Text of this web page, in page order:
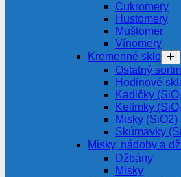
Cukromery
Hustomery
Muštomer
Vínomery
Kremenné sklo
Ostatný
Hodinové
Kadičky
Kelímky
Misky (SiO2)
Skúmavky
Misky, nádoby a
Džbány
Misky